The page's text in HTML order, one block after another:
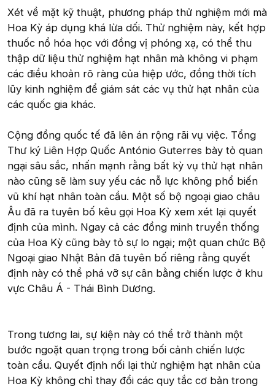
Xét về mặt kỹ thuật, phương pháp thử nghiệm mới mà
Hoa Kỳ áp dụng khá lừa dối. Thử nghiệm này, kết hợp
thuốc nổ hóa học với đồng vị phóng xạ, có thể thu
thập dữ liệu thử nghiệm hạt nhân mà không vi phạm
các điều khoản rõ ràng của hiệp ước, đồng thời tích
lũy kinh nghiệm để giám sát các vụ thử hạt nhân của
các quốc gia khác.
Cộng đồng quốc tế đã lên án rộng rãi vụ việc. Tổng
Thư ký Liên Hợp Quốc António Guterres bày tỏ quan
ngại sâu sắc, nhấn mạnh rằng bất kỳ vụ thử hạt nhân
nào cũng sẽ làm suy yếu các nỗ lực không phổ biến
vũ khí hạt nhân toàn cầu. Một số bộ ngoại giao châu
Âu đã ra tuyên bố kêu gọi Hoa Kỳ xem xét lại quyết
định của mình. Ngay cả các đồng minh truyền thống
của Hoa Kỳ cũng bày tỏ sự lo ngại; một quan chức Bộ
Ngoại giao Nhật Bản đã tuyên bố riêng rằng quyết
định này có thể phá vỡ sự cân bằng chiến lược ở khu
vực Châu Á - Thái Bình Dương.
Trong tương lai, sự kiện này có thể trở thành một
bước ngoặt quan trọng trong bối cảnh chiến lược
toàn cầu. Quyết định nối lại thử nghiệm hạt nhân của
Hoa Kỳ không chỉ thay đổi các quy tắc cơ bản trong